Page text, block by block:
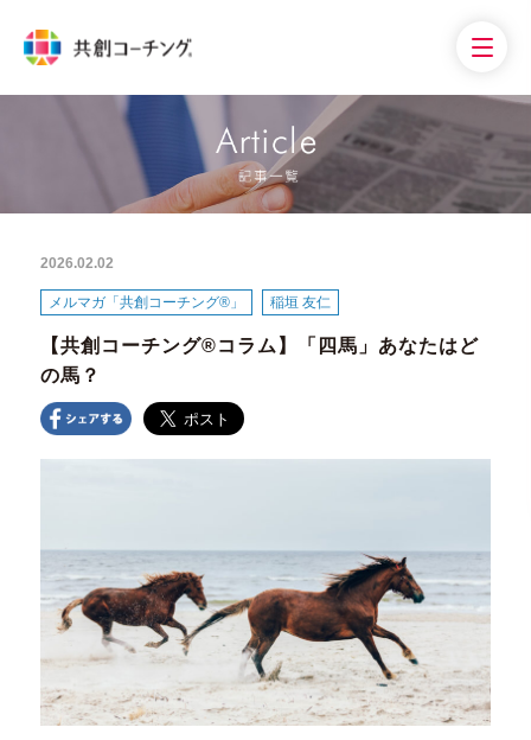
2026.02.02
メルマガ「共創コーチング®」 稲垣 友仁
【共創コーチング®︎コラム】「四馬」あなたはど
の馬？